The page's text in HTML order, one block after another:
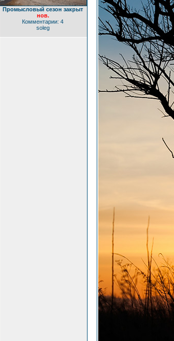
Промысловый сезон закрыт
нов.
Комментарии: 4
soleg